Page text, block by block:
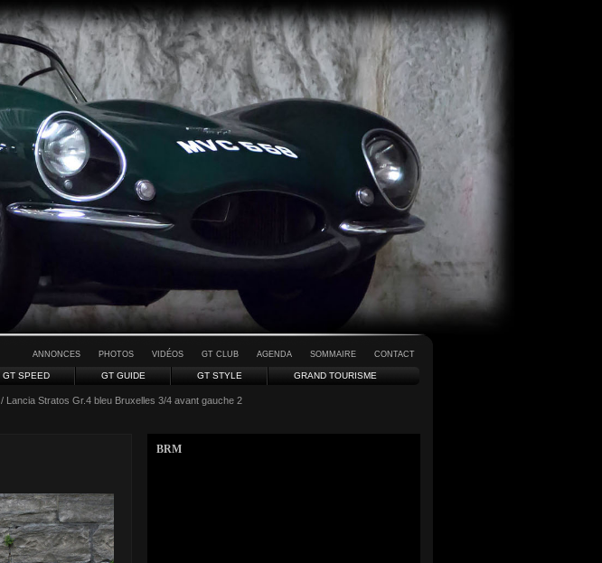
ANNONCES PHOTOS VIDÉOS GT CLUB AGENDA SOMMAIRE CONTACT
GT SPEED GT GUIDE GT STYLE GRAND TOURISME
/ Lancia Stratos Gr.4 bleu Bruxelles 3/4 avant gauche 2
BRM